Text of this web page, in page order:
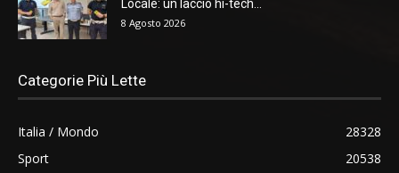
Locale: un laccio hi-tech...
8 Agosto 2026
Categorie Più Lette
Italia / Mondo
28328
Sport
20538